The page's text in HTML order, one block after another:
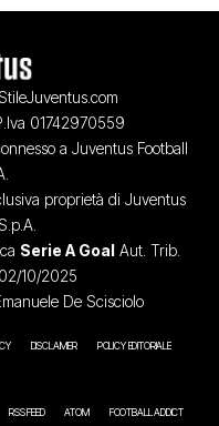
01742970559
a Juventus Football
proprietà di Juventus
Serie A Goal Aut. Trib.
10/2025
De Scisciolo
DISCLAIMER POLICY EDITORIALE
RSS FEED ATOM FOOTBALL ADDICT